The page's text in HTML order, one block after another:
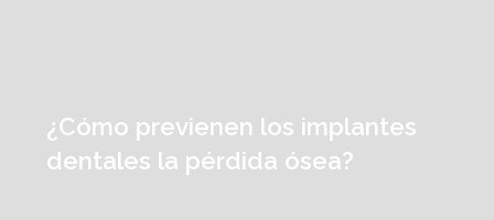
¿Cómo previenen los implantes
dentales la pérdida ósea?